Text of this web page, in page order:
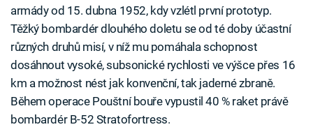
armády od 15. dubna 1952, kdy vzlétl první prototyp.
Těžký bombardér dlouhého doletu se od té doby účastní
různých druhů misí, v níž mu pomáhala schopnost
dosáhnout vysoké, subsonické rychlosti ve výšce přes 16
km a možnost nést jak konvenční, tak jaderné zbraně.
Během operace Pouštní bouře vypustil 40 % raket právě
bombardér B-52 Stratofortress.